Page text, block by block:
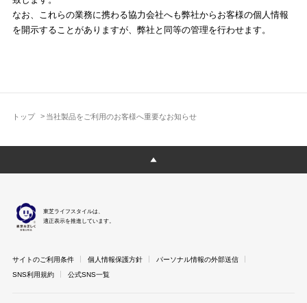
トップ 当社製品をご利用のお客様へ重要なお知らせ
なお、これらの業務に携わる協力会社へも弊社からお客様の個人情報
を開示することがありますが、弊社と同等の管理を行わせます。
東芝ライフスタイルは、
適正表示を推進しています。
サイトのご利用条件 個人情報保護方針
パーソナル情報の外部送信
SNS利用規約
公式SNS一覧